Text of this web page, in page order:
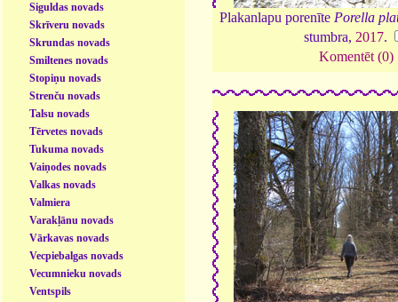
Siguldas novads
Skrīveru novads
Skrundas novads
Smiltenes novads
Stopiņu novads
Strenču novads
Talsu novads
Tērvetes novads
Tukuma novads
Vaiņodes novads
Valkas novads
Valmiera
Varakļānu novads
Vārkavas novads
Vecpiebalgas novads
Vecumnieku novads
Ventspils
Plakanlapu porenīte Porella
stumbra, 2017.
Komentēt (0)